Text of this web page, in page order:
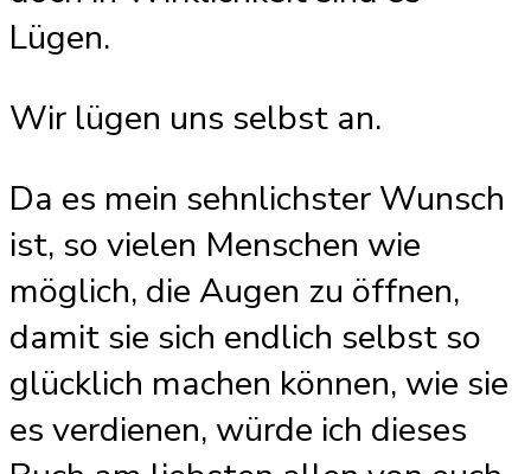
Lügen.
Wir lügen uns selbst an.
Da es mein sehnlichster Wunsch
ist, so vielen Menschen wie
möglich, die Augen zu öffnen,
damit sie sich endlich selbst so
glücklich machen können, wie sie
es verdienen, würde ich dieses